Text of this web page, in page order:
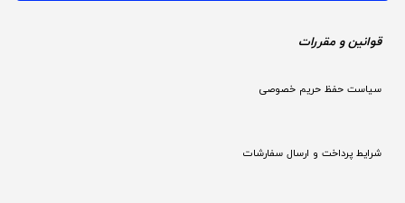
قوانین و مقررات
سیاست حفظ حریم خصوصی
شرایط پرداخت و ارسال سفارشات